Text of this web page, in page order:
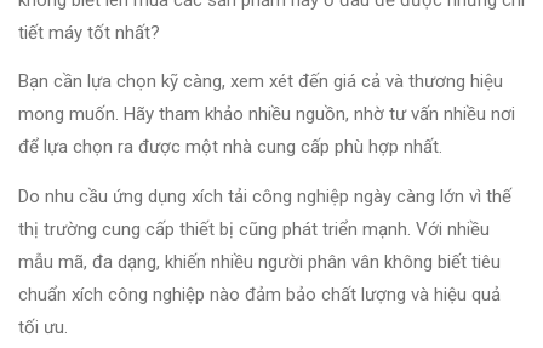
tiết máy tốt nhất?
Bạn cần lựa chọn kỹ càng, xem xét đến giá cả và thương hiệu
mong muốn. Hãy tham khảo nhiều nguồn, nhờ tư vấn nhiều nơi
để lựa chọn ra được một nhà cung cấp phù hợp nhất.
Do nhu cầu ứng dụng xích tải công nghiệp ngày càng lớn vì thế
thị trường cung cấp thiết bị cũng phát triển mạnh. Với nhiều
mẫu mã, đa dạng, khiến nhiều người phân vân không biết tiêu
chuẩn xích công nghiệp nào đảm bảo chất lượng và hiệu quả
tối ưu.